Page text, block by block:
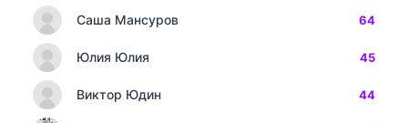
Саша Мансуров 64
Юлия Юлия 45
Виктор Юдин 44